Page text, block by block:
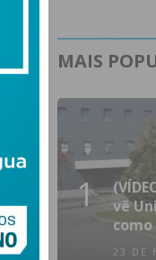
MAIS
1
vê
23 DE